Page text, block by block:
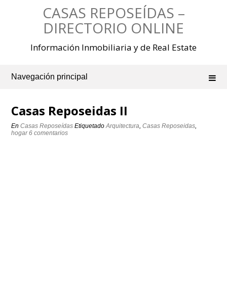
CASAS REPOSEÍDAS –
DIRECTORIO ONLINE
Información Inmobiliaria y de Real Estate
Navegación principal
Casas Reposeidas II
EnCasas Reposeídas EtiquetadoArquitectura,Casas Reposeidas,
hogar 6 comentarios